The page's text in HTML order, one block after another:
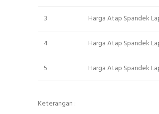
3 Harga Atap Spandek
4 Harga Atap Spandek
5 Harga Atap Spandek
Keterangan :